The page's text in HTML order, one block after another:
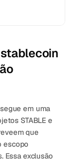
em uma
STABLE e
que
escopo
Essa exclusão